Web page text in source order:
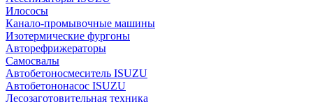
Илососы
Канало-промывочные машины
Изотермические фургоны
Авторефрижераторы
Самосвалы
Автобетоносмеситель ISUZU
Автобетононасос ISUZU
Лесозаготовительная техника